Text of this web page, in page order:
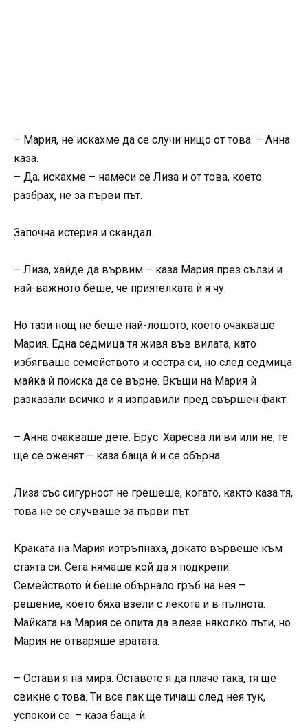
– Мария, не искахме да се случи нищо от това. – Анна
каза.
– Да, искахме – намеси се Лиза и от това, което
разбрах, не за първи път.
Започна истерия и скандал.
– Лиза, хайде да вървим – каза Мария през сълзи и
най-важното беше, че приятелката ѝ я чу.
Но тази нощ не беше най-лошото, което очакваше
Мария. Една седмица тя живя във вилата, като
избягваше семейството и сестра си, но след седмица
майка ѝ поиска да се върне. Вкъщи на Мария ѝ
разказали всичко и я изправили пред свършен факт:
– Анна очакваше дете. Брус. Харесва ли ви или не, те
ще се оженят – каза баща ѝ и се обърна.
Лиза със сигурност не грешеше, когато, както каза тя,
това не се случваше за първи път.
Краката на Мария изтръпнаха, докато вървеше към
стаята си. Сега нямаше кой да я подкрепи.
Семейството ѝ беше обърнало гръб на нея –
решение, което бяха взели с лекота и в пълнота.
Майката на Мария се опита да влезе няколко пъти, но
Мария не отваряше вратата.
– Остави я на мира. Оставете я да плаче така, тя ще
свикне с това. Ти все пак ще тичаш след нея тук,
успокой се. – каза баща ѝ.